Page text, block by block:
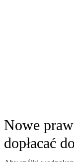
Nowe
dopłacać